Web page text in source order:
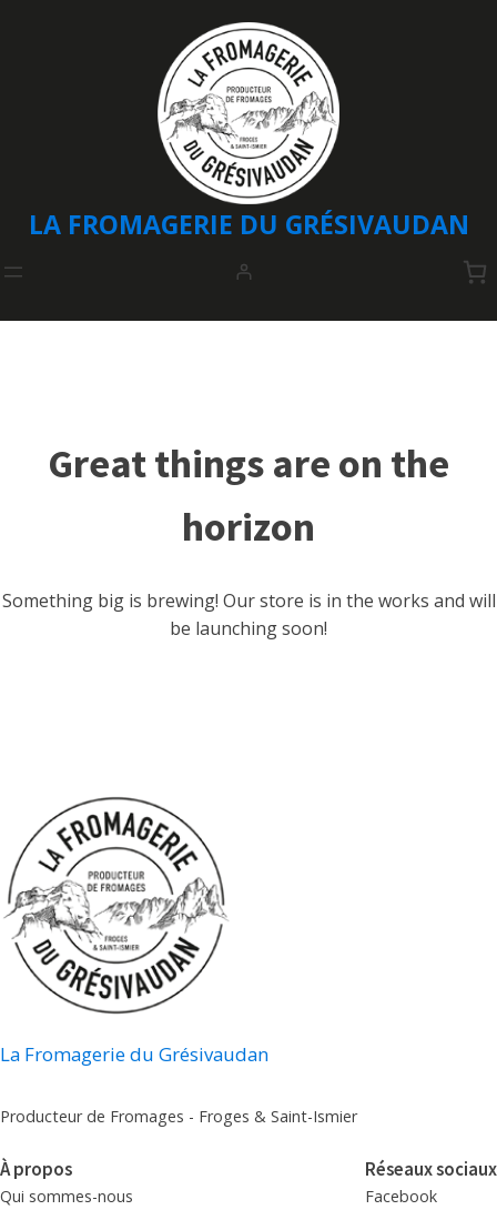
LA FROMAGERIE DU GRÉSIVAUDAN
Great things are on the
horizon
Something big is brewing! Our store is in the works and will
be launching soon!
La Fromagerie du Grésivaudan
Producteur de Fromages - Froges & Saint-Ismier
À propos
Qui sommes-nous
Réseaux sociaux
Facebook